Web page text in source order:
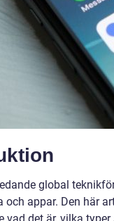
global
och appar. Den här